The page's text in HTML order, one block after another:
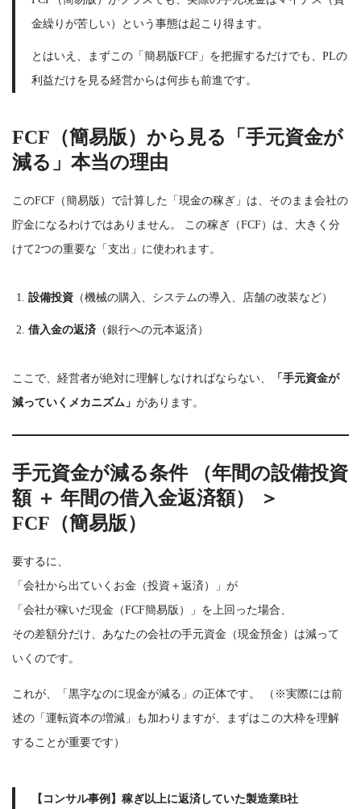
金繰りが苦しい）という事態は起こり得ます。
とはいえ、まずこの「簡易版FCF」を把握するだけでも、PLの
利益だけを見る経営からは何歩も前進です。
FCF（簡易版）から見る「手元資金が
減る」本当の理由
このFCF（簡易版）で計算した「現金の稼ぎ」は、そのまま会社の
貯金になるわけではありません。 この稼ぎ（FCF）は、大きく分
けて2つの重要な「支出」に使われます。
設備投資 （機械の購入、システムの導入、店舗の改装など）
借入金の返済 （銀行への元本返済）
ここで、経営者が絶対に理解しなければならない、
「手元資金が
減っていくメカニズム」 があります。
手元資金が減る条件
（年間の設備投資
額 ＋ 年間の借入金返済額） ＞
FCF（簡易版）
要するに、
「会社から出ていくお金（投資＋返済）」が
「会社が稼いだ現金（FCF簡易版）」を上回った場合、
その差額分だけ、あなたの会社の手元資金（現金預金）は減って
いくのです。
これが、「黒字なのに現金が減る」の正体です。 （※実際には前
述の「運転資本の増減」も加わりますが、まずはこの大枠を理解
することが重要です）
【コンサル事例】稼ぎ以上に返済していた製造業B社